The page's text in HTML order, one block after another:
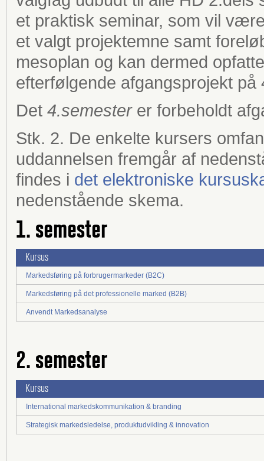
et praktisk seminar, som vil
et valgt projektemne samt
mesoplan og kan dermed
efterfølgende afgangsprojekt på
Det 4.semesterer forbeholdt
Stk. 2. De enkelte kursers
uddannelsen fremgår af
findes i det elektroniske
nedenstående skema.
1. semester
Kursus
Markedsføring på forbrugermarkeder (B2C)
Markedsføring på det professionelle marked (B2B)
Anvendt Markedsanalyse
2. semester
Kursus
International markedskommunikation & branding
Strategisk markedsledelse, produktudvikling & innovation